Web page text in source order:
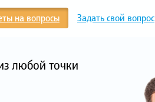
на вопросы Задать свой вопрос
любой точки